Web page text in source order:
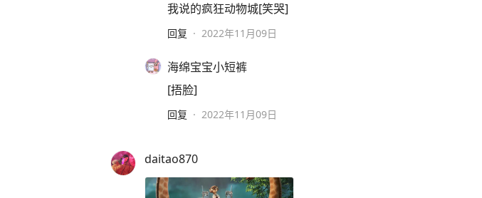
我说的疯狂动物城[笑哭]
回复 · 2022年11月09日
海绵宝宝小短裤
[捂脸]
回复 · 2022年11月09日
daitao870